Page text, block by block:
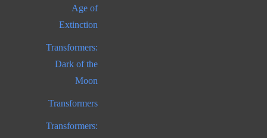
Age of
Extinction
Transformers:
Dark of the
Moon
Transformers
Transformers: